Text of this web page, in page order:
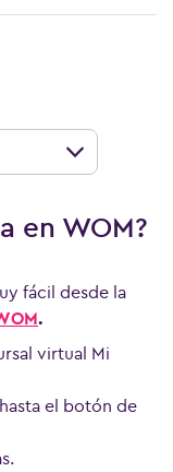
en WOM?
fácil desde la
.
virtual Mi
el botón de